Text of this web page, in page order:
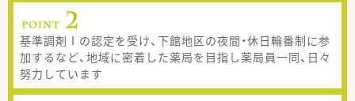
基準調剤Ⅰの認定を受け、下館地区の夜間・休日輪番制に参
加するなど、地域に密着した薬局を目指し薬局員一同、日々
努力しています